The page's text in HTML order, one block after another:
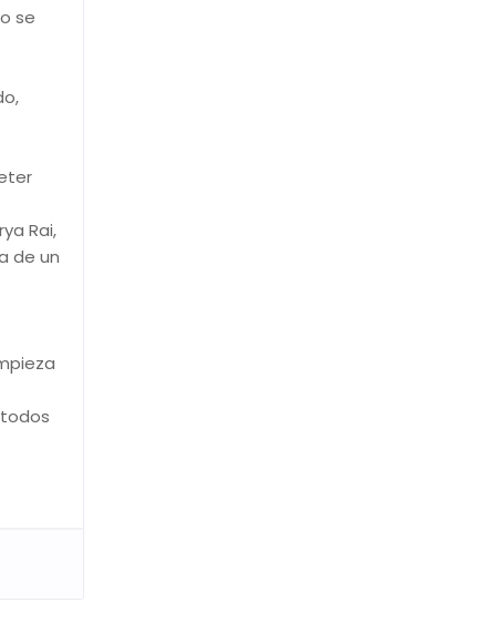
se
Rai,
de un